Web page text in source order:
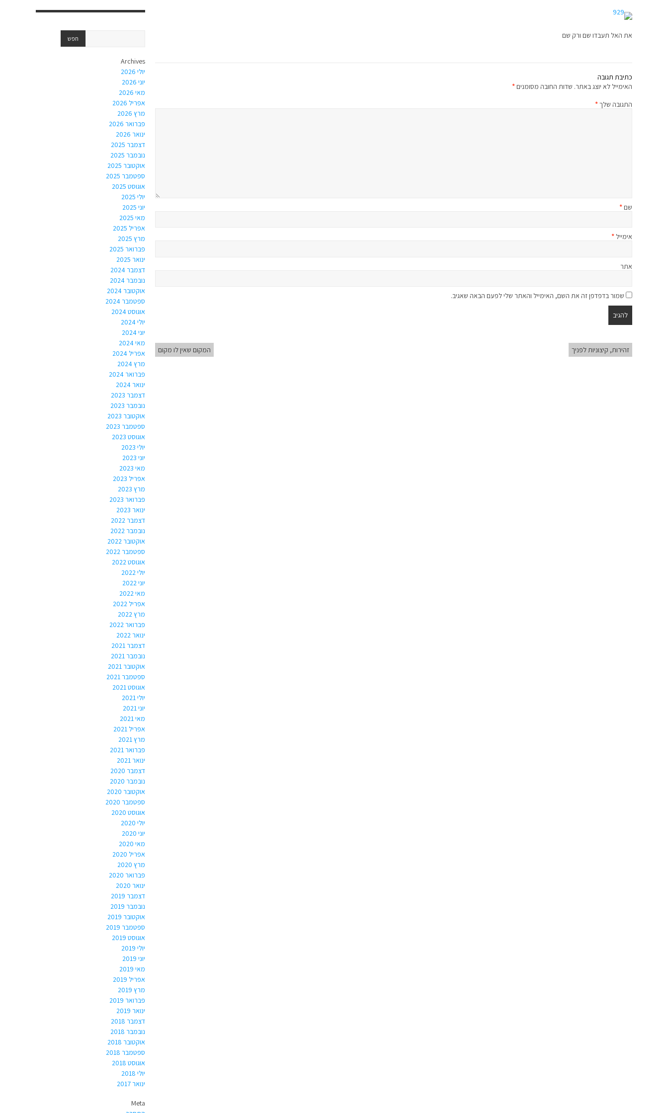
את האל תעבדו שם ורק שם
כתיבת תגובה
האימייל לא יוצג באתר. שדות החובה מסומנים*
התגובה שלך*
שם*
אימייל *
אתר
שמור בדפדפן זה את השם, האימייל והאתר שלי לפעם הבאה שאגיב.
זהירות, קיצוניות לפניך המקום שאין לו מקום
Archives
יולי 2026
יוני 2026
מאי 2026
אפריל 2026
מרץ 2026
פברואר 2026
ינואר 2026
דצמבר 2025
נובמבר 2025
אוקטובר 2025
ספטמבר 2025
אוגוסט 2025
יולי 2025
יוני 2025
מאי 2025
אפריל 2025
מרץ 2025
פברואר 2025
ינואר 2025
דצמבר 2024
נובמבר 2024
אוקטובר 2024
ספטמבר 2024
אוגוסט 2024
יולי 2024
יוני 2024
מאי 2024
אפריל 2024
מרץ 2024
פברואר 2024
ינואר 2024
דצמבר 2023
נובמבר 2023
אוקטובר 2023
ספטמבר 2023
אוגוסט 2023
יולי 2023
יוני 2023
מאי 2023
אפריל 2023
מרץ 2023
פברואר 2023
ינואר 2023
דצמבר 2022
נובמבר 2022
אוקטובר 2022
ספטמבר 2022
אוגוסט 2022
יולי 2022
יוני 2022
מאי 2022
אפריל 2022
מרץ 2022
פברואר 2022
ינואר 2022
דצמבר 2021
נובמבר 2021
אוקטובר 2021
ספטמבר 2021
אוגוסט 2021
יולי 2021
יוני 2021
מאי 2021
אפריל 2021
מרץ 2021
פברואר 2021
ינואר 2021
דצמבר 2020
נובמבר 2020
אוקטובר 2020
ספטמבר 2020
אוגוסט 2020
יולי 2020
יוני 2020
מאי 2020
אפריל 2020
מרץ 2020
פברואר 2020
ינואר 2020
דצמבר 2019
נובמבר 2019
אוקטובר 2019
ספטמבר 2019
אוגוסט 2019
יולי 2019
יוני 2019
מאי 2019
אפריל 2019
מרץ 2019
פברואר 2019
ינואר 2019
דצמבר 2018
נובמבר 2018
אוקטובר 2018
ספטמבר 2018
אוגוסט 2018
יולי 2018
ינואר 2017
Meta